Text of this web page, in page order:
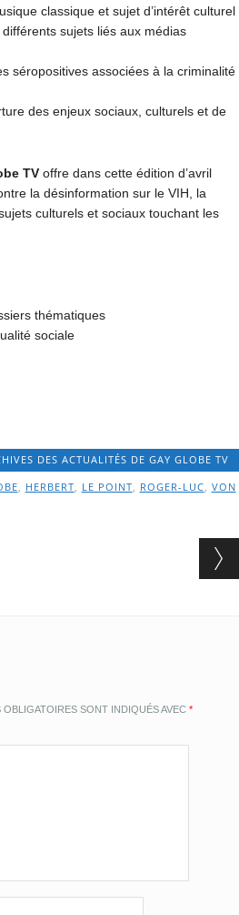
classique et sujet d’intérêt culturel
sujets liés aux médias
séropositives associées à la criminalité
des enjeux sociaux, culturels et de
TVoffre dans cette édition d’avril
la désinformation sur le VIH, la
culturels et sociaux touchant les
thématiques
sociale
DES ACTUALITÉS DE GAY GLOBE TV
, HERBERT, LE POINT, ROGER-LUC, VON
OBLIGATOIRES SONT INDIQUÉS AVEC *